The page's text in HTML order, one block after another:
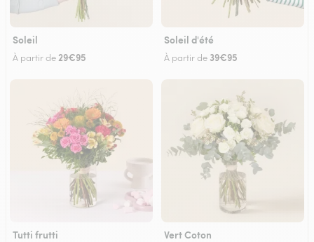
Soleil
À partir de29€95
Soleil d'été
À partir de 39€95
Tutti frutti Vert Coton